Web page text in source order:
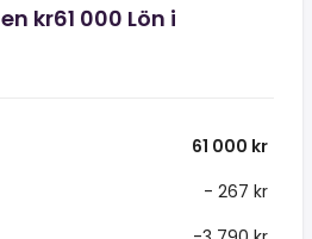
kr61 000 Lön i
61 000 kr
- 267 kr